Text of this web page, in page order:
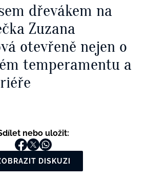
dřevákem na
Zuzana
otevřeně nejen o
temperamentu a
nebo uložit:
DISKUZI